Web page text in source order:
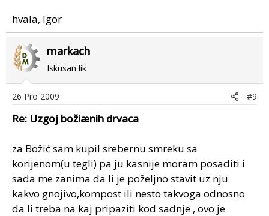
hvala, Igor
markach
Iskusan lik
26 Pro 2009 #9
Re: Uzgoj božiænih drvaca
za Božić sam kupil srebernu smreku sa
korijenom(u tegli) pa ju kasnije moram posaditi i
sada me zanima da li je poželjno stavit uz nju
kakvo gnojivo,kompost ili nesto takvoga odnosno
da li treba na kaj pripaziti kod sadnje , ovo je